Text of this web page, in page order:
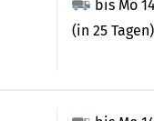
bis Mo
(in 25 Tagen)